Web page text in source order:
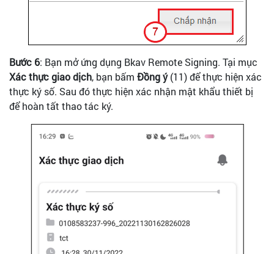
Bước 6: Bạn mở ứng dụng Bkav Remote Signing. Tại mục
Xác thực giao dịch, bạn bấm Đồng ý(11) để thực hiện xác
thực ký số. Sau đó thực hiện xác nhận mật khẩu thiết bị
để hoàn tất thao tác ký.